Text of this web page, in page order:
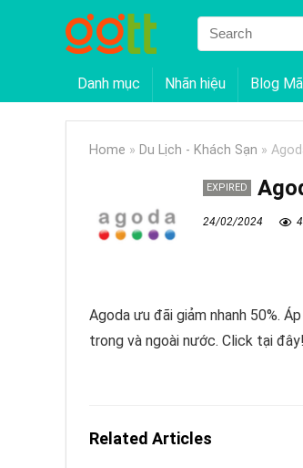
Danh mục Nhãn hiệu Blog
Home » Du Lịch - Khách Sạn »
EXPIRED
24/02/2024 4
Agoda ưu đãi giảm nhanh 50%.
trong và ngoài nước. Click tại đây!
Related Articles